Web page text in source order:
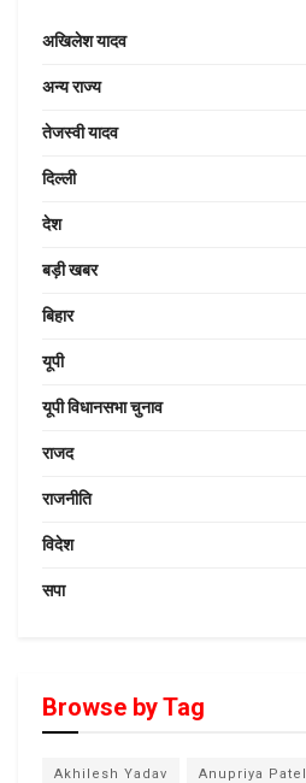
अखिलेश यादव
अन्य राज्य
तेजस्वी यादव
दिल्ली
देश
बड़ी खबर
बिहार
यूपी
यूपी विधानसभा चुनाव
राजद
राजनीति
विदेश
सपा
Browse by Tag
Akhilesh Yadav Anupriya Patel